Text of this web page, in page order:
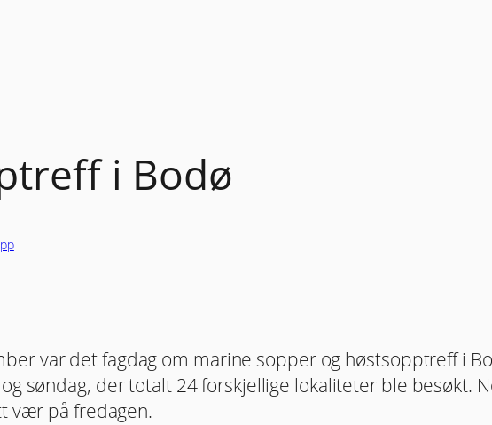
i Bodø
var det fagdag om marine sopper og høstsopptreff i
søndag, der totalt 24 forskjellige lokaliteter ble besøkt.
vær på fredagen.